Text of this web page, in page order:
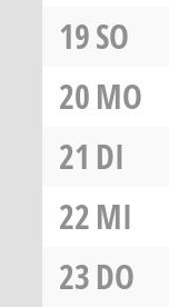
19SO
20MO
21 DI
22MI
23DO